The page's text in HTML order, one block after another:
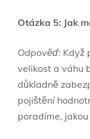
Otázka 5: Jak
Odpověď: Když
velikost a váhu
důkladně
pojištění
poradíme,